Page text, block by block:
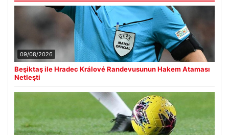
09/08/2026
Beşiktaş ile Hradec Králové Randevusunun Hakem Ataması
Netleşti